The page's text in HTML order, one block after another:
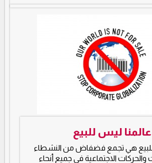
عالمنا ليس للبيع
للبيع هي تجمع فضفاض من النشطاء
الاجتماعية في جميع أنحاء